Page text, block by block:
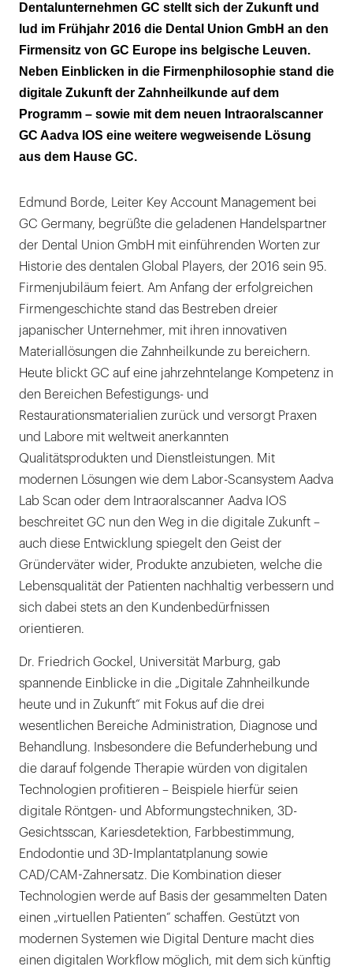
Dentalunternehmen GC stellt sich der Zukunft und
lud im Frühjahr 2016 die Dental Union GmbH an den
Firmensitz von GC Europe ins belgische Leuven.
Neben Einblicken in die Firmenphilosophie stand die
digitale Zukunft der Zahnheilkunde auf dem
Programm – sowie mit dem neuen Intraoralscanner
GC Aadva IOS eine weitere wegweisende Lösung
aus dem Hause GC.
Edmund Borde, Leiter Key Account Management bei
GC Germany, begrüßte die geladenen Handelspartner
der Dental Union GmbH mit einführenden Worten zur
Historie des dentalen Global Players, der 2016 sein 95.
Firmenjubiläum feiert. Am Anfang der erfolgreichen
Firmengeschichte stand das Bestreben dreier
japanischer Unternehmer, mit ihren innovativen
Materiallösungen die Zahnheilkunde zu bereichern.
Heute blickt GC auf eine jahrzehntelange Kompetenz in
den Bereichen Befestigungs- und
Restaurationsmaterialien zurück und versorgt Praxen
und Labore mit weltweit anerkannten
Qualitätsprodukten und Dienstleistungen. Mit
modernen Lösungen wie dem Labor-Scansystem Aadva
Lab Scan oder dem Intraoralscanner Aadva IOS
beschreitet GC nun den Weg in die digitale Zukunft –
auch diese Entwicklung spiegelt den Geist der
Gründerväter wider, Produkte anzubieten, welche die
Lebensqualität der Patienten nachhaltig verbessern und
sich dabei stets an den Kundenbedürfnissen
orientieren.
Dr. Friedrich Gockel, Universität Marburg, gab
spannende Einblicke in die „Digitale Zahnheilkunde
heute und in Zukunft“ mit Fokus auf die drei
wesentlichen Bereiche Administration, Diagnose und
Behandlung. Insbesondere die Befunderhebung und
die darauf folgende Therapie würden von digitalen
Technologien profitieren – Beispiele hierfür seien
digitale Röntgen- und Abformungstechniken, 3D-
Gesichtsscan, Kariesdetektion, Farbbestimmung,
Endodontie und 3D-Implantatplanung sowie
CAD/CAM-Zahnersatz. Die Kombination dieser
Technologien werde auf Basis der gesammelten Daten
einen „virtuellen Patienten“ schaffen. Gestützt von
modernen Systemen wie Digital Denture macht dies
einen digitalen Workflow möglich, mit dem sich künftig